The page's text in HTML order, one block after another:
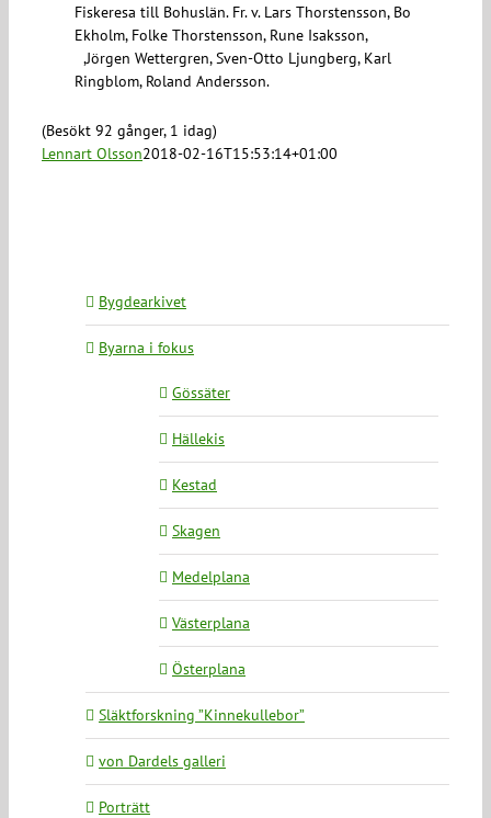
Fiskeresa till Bohuslän. Fr. v. Lars Thorstensson, Bo
Ekholm, Folke Thorstensson, Rune Isaksson,
,Jörgen Wettergren, Sven-Otto Ljungberg, Karl
Ringblom, Roland Andersson.
(Besökt 92 gånger, 1 idag)
Lennart Olsson2018-02-16T15:53:14+01:00
Bygdearkivet
Byarna i fokus
Gössäter
Hällekis
Kestad
Skagen
Medelplana
Västerplana
Österplana
Släktforskning ”Kinnekullebor”
von Dardels galleri
Porträtt